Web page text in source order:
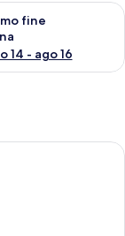
ago 7 - ago
fine
14 - ago 16
per il
con un letto,